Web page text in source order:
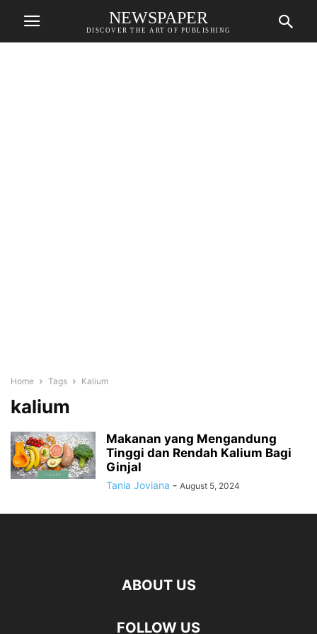
NEWSPAPER
DISCOVER THE ART OF PUBLISHING
Home Tags Kalium
kalium
Makanan yang Mengandung
Tinggi dan Rendah Kalium Bagi
Ginjal
Tania Joviana - August 5, 2024
ABOUT US
FOLLOW US